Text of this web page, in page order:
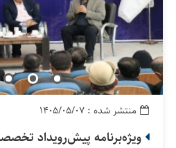
منتشر شده : ۱۴۰۵/۰۵/۰۷
ویژه‌برنامه پیش‌رویداد